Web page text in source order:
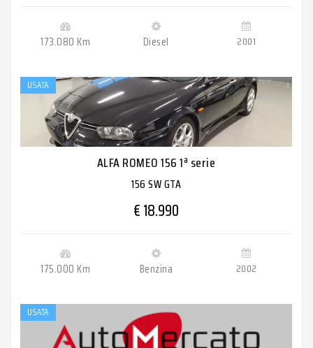
173.080 Km Diesel 2001
USATA
ALFA ROMEO 156 1ª serie
156 SW GTA
€ 18.990
175.000 Km Benzina 2002
USATA